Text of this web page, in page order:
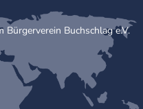
Bürgerverein Buchschlag e.V.